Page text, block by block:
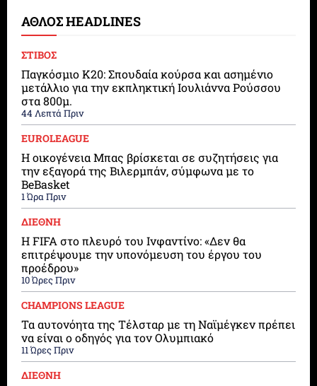
ΑΘΛΟΣ HEADLINES
ΣΤΙΒΟΣ
Παγκόσμιο Κ20: Σπουδαία κούρσα και ασημένιο
μετάλλιο για την εκπληκτική Ιουλιάννα Ρούσσου
στα 800μ.
44 Λεπτά Πριν
EUROLEAGUE
Η οικογένεια Μπας βρίσκεται σε συζητήσεις για
την εξαγορά της Βιλερμπάν, σύμφωνα με το
BeBasket
1 Ώρα Πριν
ΔΙΕΘΝΗ
Η FIFA στο πλευρό του Ινφαντίνο: «Δεν θα
επιτρέψουμε την υπονόμευση του έργου του
προέδρου»
10 Ώρες Πριν
CHAMPIONS LEAGUE
Τα αυτονόητα της Τέλσταρ με τη Ναϊμέγκεν πρέπει
να είναι ο οδηγός για τον Ολυμπιακό
11 Ώρες Πριν
ΔΙΕΘΝΗ